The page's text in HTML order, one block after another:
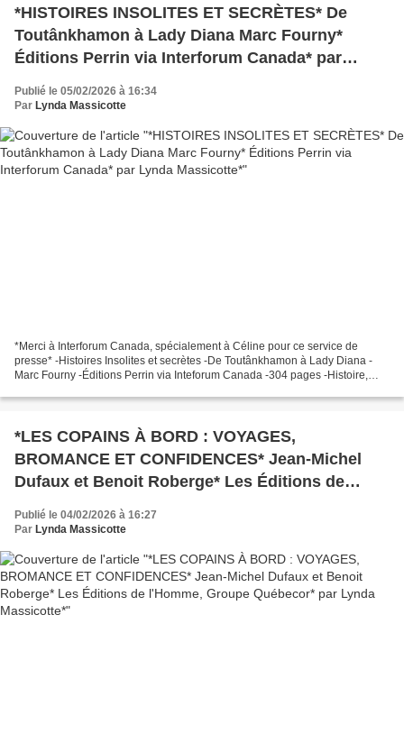
*HISTOIRES INSOLITES ET SECRÈTES* De
Toutânkhamon à Lady Diana Marc Fourny*
Éditions Perrin via Interforum Canada* par
Publié le 05/02/2026 à 16:34
Par Lynda Massicotte
*Merci à Interforum Canada, spécialement à Céline pour ce service de
presse* -Histoires Insolites et secrètes -De Toutânkhamon à Lady Diana -
Marc Fourny -Éditions Perrin via Inteforum Canada -304 pages -Histoire,
*LES COPAINS À BORD : VOYAGES,
BROMANCE ET CONFIDENCES* Jean-Michel
Dufaux et Benoit Roberge* Les Éditions de
l'Homme, Groupe Québecor* par Lynda
Massicotte*
Publié le 04/02/2026 à 16:27
Par Lynda Massicotte